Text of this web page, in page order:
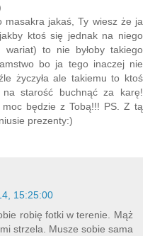
jakaś, Ty wiesz że ja
ktoś się jednak na niego
wariat) to nie byłoby takiego
bo ja tego inaczej nie
życzyła ale takiemu to ktoś
na starość buchnąć za karę!
będzie z Tobą!!! PS. Z tą
prezenty:)
15:25:00
robię fotki w terenie. Mąż
strzela. Musze sobie sama